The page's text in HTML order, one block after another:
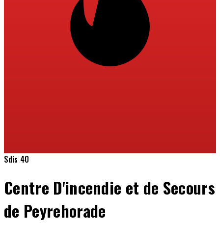
Sdis 40
Centre D'incendie et de Secours
de Peyrehorade